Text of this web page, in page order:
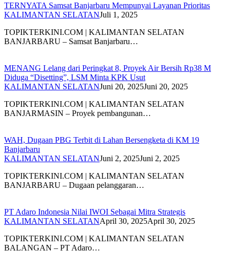
TERNYATA Samsat Banjarbaru Mempunyai Layanan Prioritas
KALIMANTAN SELATANJuli 1, 2025
TOPIKTERKINI.COM | KALIMANTAN SELATAN
BANJARBARU – Samsat Banjarbaru…
MENANG Lelang dari Peringkat 8, Proyek Air Bersih Rp38 M
Diduga “Disetting”, LSM Minta KPK Usut
KALIMANTAN SELATANJuni 20, 2025Juni 20, 2025
TOPIKTERKINI.COM | KALIMANTAN SELATAN
BANJARMASIN – Proyek pembangunan…
WAH, Dugaan PBG Terbit di Lahan Bersengketa di KM 19
Banjarbaru
KALIMANTAN SELATANJuni 2, 2025Juni 2, 2025
TOPIKTERKINI.COM | KALIMANTAN SELATAN
BANJARBARU – Dugaan pelanggaran…
PT Adaro Indonesia Nilai IWOI Sebagai Mitra Strategis
KALIMANTAN SELATANApril 30, 2025April 30, 2025
TOPIKTERKINI.COM | KALIMANTAN SELATAN
BALANGAN – PT Adaro…